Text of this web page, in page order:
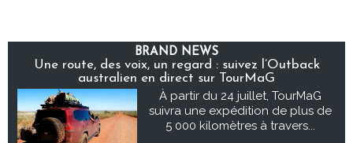
BRAND NEWS
Une route, des voix, un regard : suivez l’Outback
australien en direct sur TourMaG
À partir du 24 juillet, TourMaG
suivra une expédition de plus de
5 000 kilomètres à travers...